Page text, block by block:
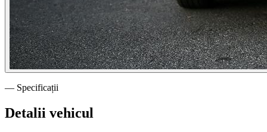
— Specificații
Detalii vehicul